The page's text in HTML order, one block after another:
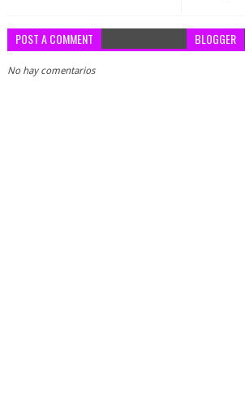
POST A COMMENT BLOGGER
No hay comentarios